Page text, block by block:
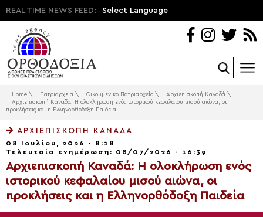
REAL TIME NEWS FEED: Select Language
Home \ Πατριαρχεία \ Οικουμενικό Πατριαρχείο \ Αρχιεπισκοπή Καναδά \
Αρχιεπισκοπή Καναδά: Η ολοκλήρωση ενός ιστορικού κεφαλαίου μισού αιώνα, οι
προκλήσεις και η Ελληνορθόδοξη Παιδεία
ΑΡΧΙΕΠΙΣΚΟΠΉ ΚΑΝΑΔΆ
08 Ιουλίου, 2026 - 8:18
Τελευταία ενημέρωση: 08/07/2026 - 16:39
Αρχιεπισκοπή Καναδά: Η ολοκλήρωση ενός
ιστορικού κεφαλαίου μισού αιώνα, οι
προκλήσεις και η Ελληνορθόδοξη Παιδεία